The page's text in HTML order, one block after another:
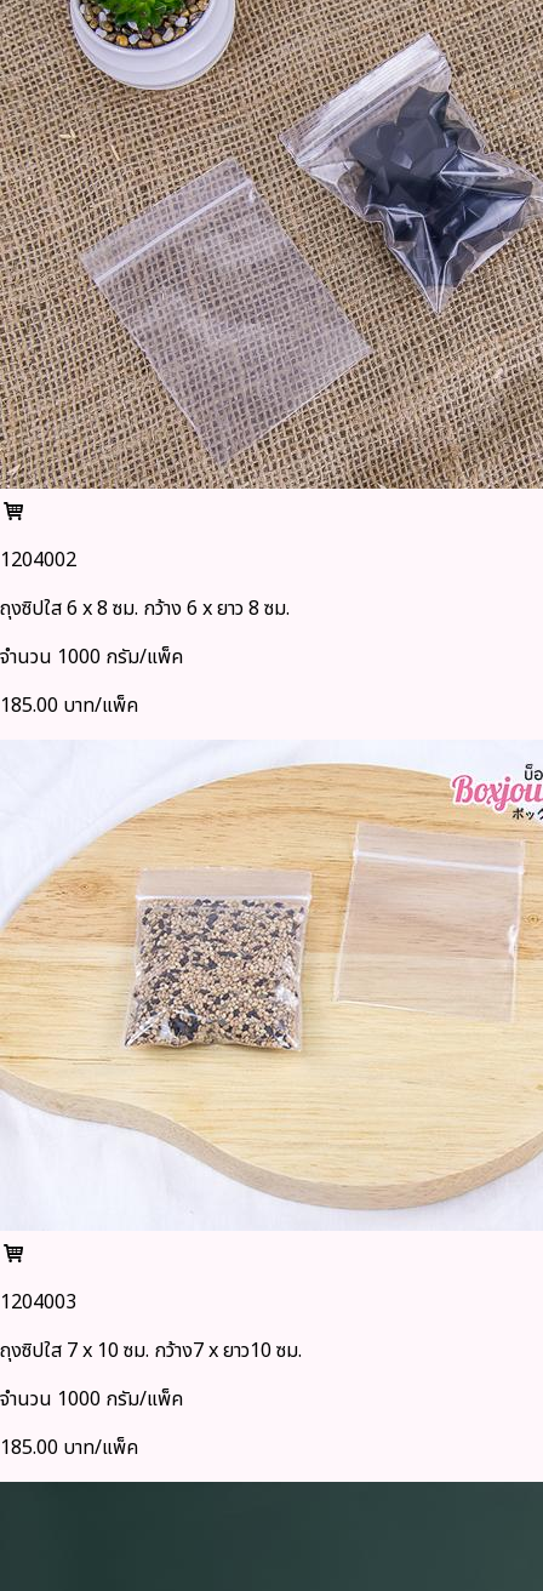
1204002
ถุงซิปใส 6 x 8 ซม. กว้าง 6 x ยาว 8 ซม.
จำนวน 1000 กรัม/แพ็ค
185.00 บาท/แพ็ค
1204003
ถุงซิปใส 7 x 10 ซม. กว้าง7 x ยาว10 ซม.
จำนวน 1000 กรัม/แพ็ค
185.00 บาท/แพ็ค